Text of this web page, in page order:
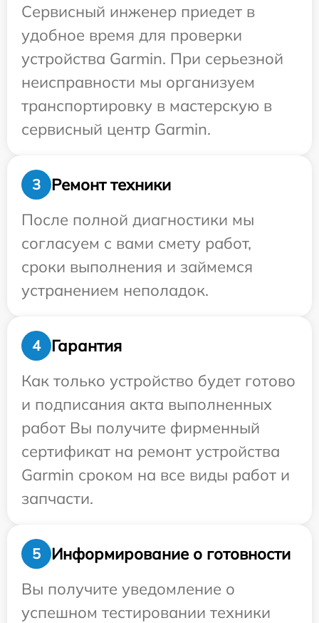
Сервисный инженер приедет в
удобное время для проверки
устройства Garmin. При серьезной
неисправности мы организуем
транспортировку в мастерскую в
сервисный центр Garmin.
3
Ремонт техники
После полной диагностики мы
согласуем с вами смету работ,
сроки выполнения и займемся
устранением неполадок.
4
Гарантия
Как только устройство будет готово
и подписания акта выполненных
работ Вы получите фирменный
сертификат на ремонт устройства
Garmin сроком на все виды работ и
запчасти.
5
Информирование о готовности
Вы получите уведомление о
успешном тестировании техники